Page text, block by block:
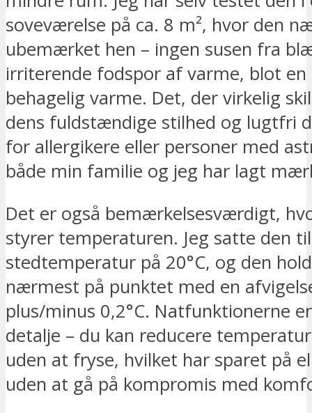
soveværelse på ca. 8 m², hvor den
ubemærket hen – ingen susen fra
irriterende fodspor af varme, blot
behagelig varme. Det, der virkelig
dens fuldstændige stilhed og lugtfri
for allergikere eller personer med
både min familie og jeg har lagt
Det er også bemærkelsesværdigt,
styrer temperaturen. Jeg satte den
stedtemperatur på 20°C, og den
nærmest på punktet med en
plus/minus 0,2°C. Natfunktionerne
detalje – du kan reducere
uden at fryse, hvilket har sparet på
uden at gå på kompromis med